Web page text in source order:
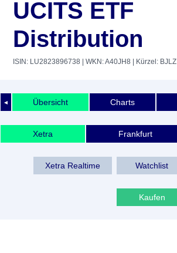
UCITS ETF
Distribution
ISIN: LU2823896738 | WKN: A40JH8 | Kürzel: BJLZ
◄ Übersicht Charts
Xetra Frankfurt
Xetra Realtime Watchlist
Kaufen